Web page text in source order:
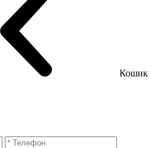
Кошик